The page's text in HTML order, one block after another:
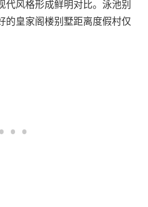
代风格形成鲜明对比。泳池别
的皇家阁楼别墅距离度假村仅